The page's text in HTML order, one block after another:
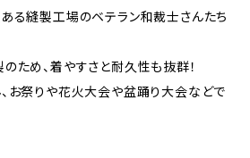
る縫製工場のベテラン和裁士さんたち
ため、着やすさと耐久性も抜群！
お祭りや花火大会や盆踊り大会などで